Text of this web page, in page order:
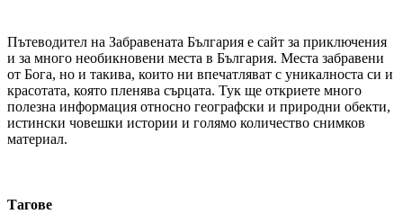
Пътеводител на Забравената България е сайт за приключения
и за много необикновени места в България. Места забравени
от Бога, но и такива, които ни впечатляват с уникалноста си и
красотата, която пленява сърцата. Тук ще откриете много
полезна информация относно географски и природни обекти,
истински човешки истории и голямо количество снимков
материал.
Тагове